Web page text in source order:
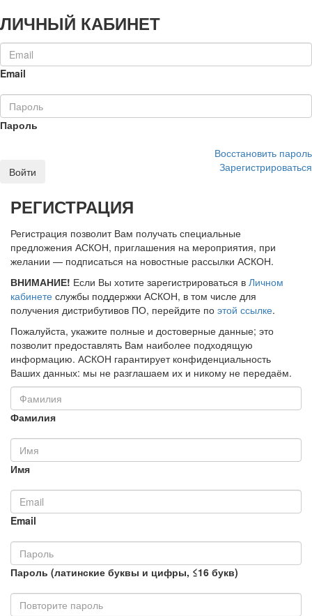
ЛИЧНЫЙ КАБИНЕТ
Email
Пароль
Восстановить пароль
Войти
Зарегистрироваться
РЕГИСТРАЦИЯ
Регистрация позволит Вам получать специальные
предложения АСКОН, приглашения на мероприятия, при
желании — подписаться на новостные рассылки АСКОН.
ВНИМАНИЕ! Если Вы хотите зарегистрироваться в Личном
кабинете службы поддержки АСКОН, в том числе для
получения дистрибутивов ПО, перейдите по этой ссылке.
Пожалуйста, укажите полные и достоверные данные; это
позволит предоставлять Вам наиболее подходящую
информацию. АСКОН гарантирует конфиденциальность
Ваших данных: мы не разглашаем их и никому не передаём.
Фамилия
Имя
Email
Пароль (латинские буквы и цифры, ≤16 букв)